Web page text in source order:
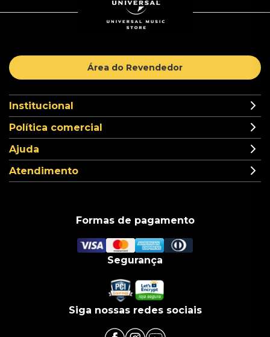
Área do Revendedor
Institucional
Política comercial
Ajuda
Atendimento
Formas de pagamento
Segurança
Siga nossas redes sociais